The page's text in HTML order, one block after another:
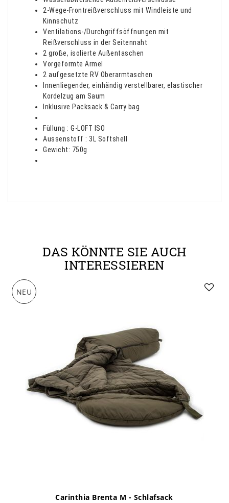
2-Wege-Frontreißverschluss mit Windleiste und
Kinnschutz
Ventilations-/Durchgriffsöffnungen mit
Reißverschluss in der Seitennaht
2 große, isolierte Außentaschen
Vorgeformte Ärmel
2 aufgesetzte RV Oberarmtaschen
Innenliegender, einhändig verstellbarer, elastischer
Kordelzug am Saum
Inklusive Packsack & Carry bag
Füllung : G-LOFT ISO
Aussenstoff : 3L Softshell
Gewicht: 750g
DAS KÖNNTE SIE AUCH
INTERESSIEREN
NEU
Carinthia Brenta M - Schlafsack